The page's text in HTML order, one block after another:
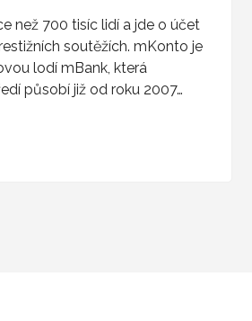
než 700 tisíc lidí a jde o účet
soutěžích. mKonto je
lodí mBank, která
působí již od roku 2007…